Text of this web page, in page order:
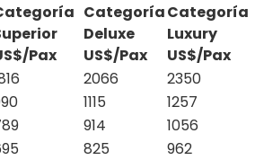
Pax
Categoría
Deluxe
US$/Pax
Categoría
Luxury
US$/Pax
2066
2350
1115
1257
914
1056
825
962